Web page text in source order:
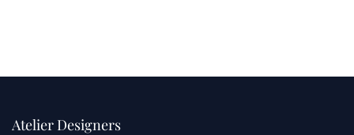
Atelier Designers